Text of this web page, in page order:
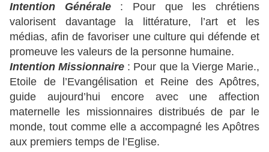
Intention Générale: Pour que les chrétiens
valorisent davantage la littérature, l’art et les
médias, afin de favoriser une culture qui défende et
promeuve les valeurs de la personne humaine.
Intention Missionnaire : Pour que la Vierge Marie.,
Etoile de l’Evangélisation et Reine des Apôtres,
guide aujourd’hui encore avec une affection
maternelle les missionnaires distribués de par le
monde, tout comme elle a accompagné les Apôtres
aux premiers temps de l’Eglise.